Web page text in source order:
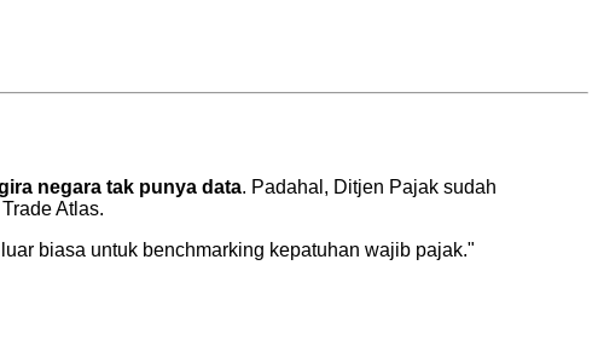
negara tak punya data. Padahal, Ditjen Pajak sudah
Atlas.
biasa untuk benchmarking kepatuhan wajib pajak."